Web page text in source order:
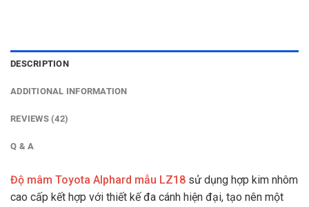
DESCRIPTION
ADDITIONAL INFORMATION
REVIEWS (42)
Q & A
Độ mâm Toyota Alphard mẫu LZ18 sử dụng hợp kim nhôm
cao cấp kết hợp với thiết kế đa cánh hiện đại, tạo nên một